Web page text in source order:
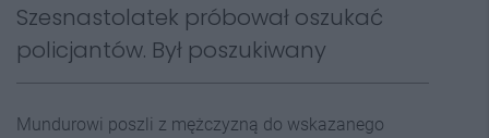
Szesnastolatek próbował oszukać
policjantów. Był poszukiwany
Mundurowi poszli z mężczyzną do wskazanego